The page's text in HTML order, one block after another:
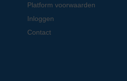
Platform voorwaarden
Inloggen
Contact